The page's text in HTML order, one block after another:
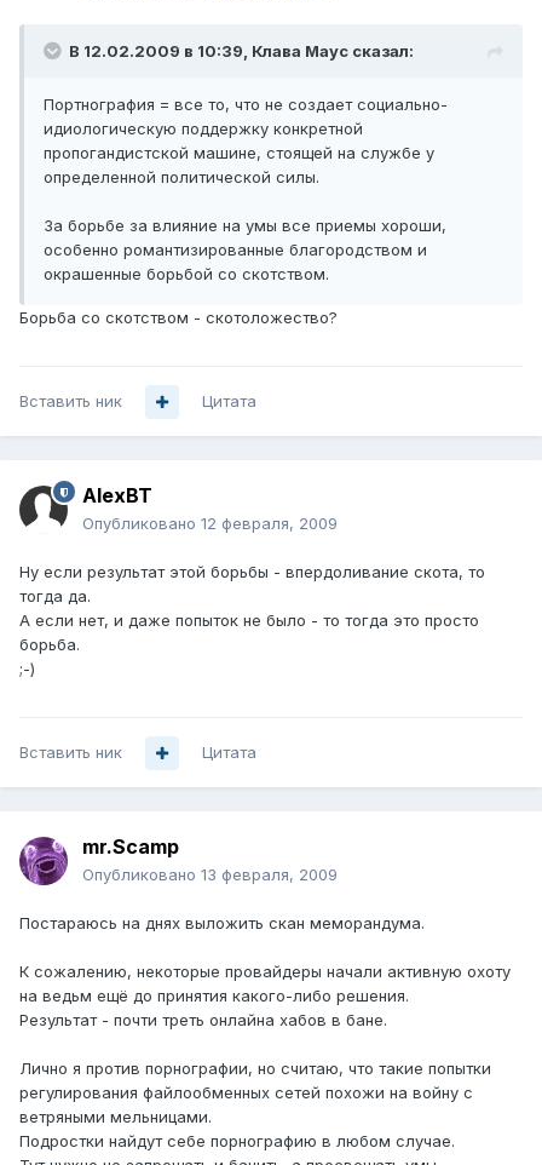
В 12.02.2009 в 10:39, Клава Маус сказал:
Портнография = все то, что не создает социально-
идиологическую поддержку конкретной
пропогандистской машине, стоящей на службе у
определенной политической силы.
За борьбе за влияние на умы все приемы хороши,
особенно романтизированные благородством и
окрашенные борьбой со скотством.
Борьба со скотством - скотоложество?
Вставить ник Цитата
AlexBT
Опубликовано 12 февраля, 2009
Ну если результат этой борьбы - впердоливание скота, то
тогда да.
А если нет, и даже попыток не было - то тогда это просто
борьба.
;-)
Вставить ник Цитата
mr.Scamp
Опубликовано 13 февраля, 2009
Постараюсь на днях выложить скан меморандума.
К сожалению, некоторые провайдеры начали активную охоту
на ведьм ещё до принятия какого-либо решения.
Результат - почти треть онлайна хабов в бане.
Лично я против порнографии, но считаю, что такие попытки
регулирования файлообменных сетей похожи на войну с
ветряными мельницами.
Подростки найдут себе порнографию в любом случае.